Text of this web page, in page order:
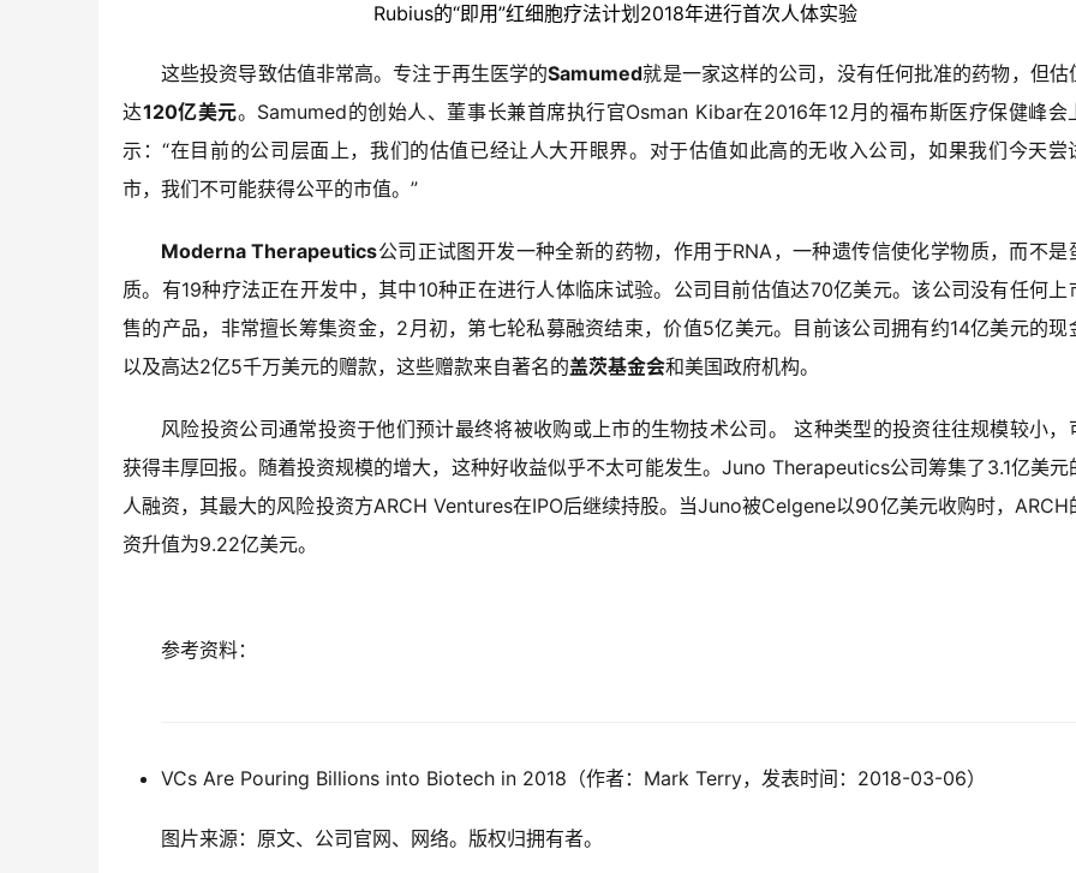
Rubius的“即用”红细胞疗法计划2018年进行首次人体实验
这些投资导致估值非常高。专注于再生医学的Samumed就是一家这样的公司，没有任何批准的药物，但估
达120亿美元。Samumed的创始人、董事长兼首席执行官Osman Kibar在2016年12月的福布斯医疗保健峰会
示：“在目前的公司层面上，我们的估值已经让人大开眼界。对于估值如此高的无收入公司，如果我们今天尝
市，我们不可能获得公平的市值。”
Moderna Therapeutics公司正试图开发一种全新的药物，作用于RNA，一种遗传信使化学物质，而不是
质。有19种疗法正在开发中，其中10种正在进行人体临床试验。公司目前估值达70亿美元。该公司没有任何上
售的产品，非常擅长筹集资金，2月初，第七轮私募融资结束，价值5亿美元。目前该公司拥有约14亿美元的现
以及高达2亿5千万美元的赠款，这些赠款来自著名的盖茨基金会和美国政府机构。
风险投资公司通常投资于他们预计最终将被收购或上市的生物技术公司。 这种类型的投资往往规模较小，
获得丰厚回报。随着投资规模的增大，这种好收益似乎不太可能发生。 Juno Therapeutics公司筹集了3.1亿美元
人融资，其最大的风险投资方ARCH Ventures在IPO后继续持股。当Juno被Celgene以90亿美元收购时，ARCH
资升值为9.22亿美元。
参考资料：
VCs Are Pouring Billions into Biotech in 2018 （作者：Mark Terry，发表时间：2018-03-06）
图片来源：原文、公司官网、网络。版权归拥有者。